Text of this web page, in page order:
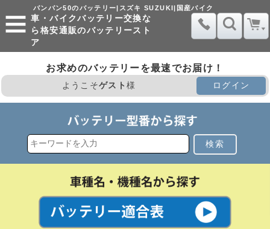
バンバン50のバッテリー|スズキ SUZUKI|国産バイク
車・バイクバッテリー交換な
ら格安通販のバッテリースト
ア
お求めのバッテリーを最速でお届け！
ようこそゲスト様 ログイン
検索